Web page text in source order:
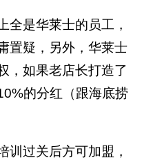
全是华莱士的员工，
置疑，另外，华莱士
，如果老店长打造了
的分红（跟海底捞
训过关后方可加盟，